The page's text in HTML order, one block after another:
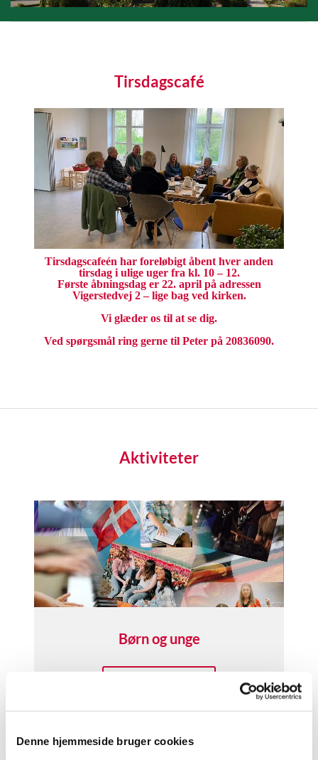
Denne hjemmeside bruger cookies
Tirsdagscafé
Tirsdagscafeén har foreløbigt åbent hver anden
tirsdag i ulige uger fra kl. 10 – 12.
Første åbningsdag er 22. april på adressen
Vigerstedvej 2 – lige bag ved kirken.
Vi glæder os til at se dig.
Ved spørgsmål ring gerne til Peter på 20836090.
Aktiviteter
Børn og unge